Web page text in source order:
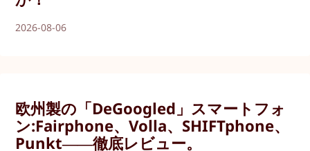
2026-08-06
欧州製の「DeGoogled」スマートフォ
ン:Fairphone、Volla、SHIFTphone、
Punkt――徹底レビュー。